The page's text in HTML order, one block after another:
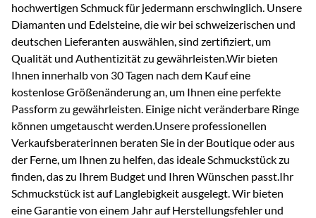
hochwertigen Schmuck für jedermann erschwinglich. Unsere
Diamanten und Edelsteine, die wir bei schweizerischen und
deutschen Lieferanten auswählen, sind zertifiziert, um
Qualität und Authentizität zu gewährleisten.Wir bieten
Ihnen innerhalb von 30 Tagen nach dem Kauf eine
kostenlose Größenänderung an, um Ihnen eine perfekte
Passform zu gewährleisten. Einige nicht veränderbare Ringe
können umgetauscht werden.Unsere professionellen
Verkaufsberaterinnen beraten Sie in der Boutique oder aus
der Ferne, um Ihnen zu helfen, das ideale Schmuckstück zu
finden, das zu Ihrem Budget und Ihren Wünschen passt.Ihr
Schmuckstück ist auf Langlebigkeit ausgelegt. Wir bieten
eine Garantie von einem Jahr auf Herstellungsfehler und